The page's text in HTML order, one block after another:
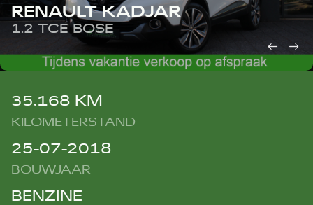
RENAULT KADJAR
1.2 TCE BOSE
35.168 KM
KILOMETERSTAND
25-07-2018
BOUWJAAR
BENZINE